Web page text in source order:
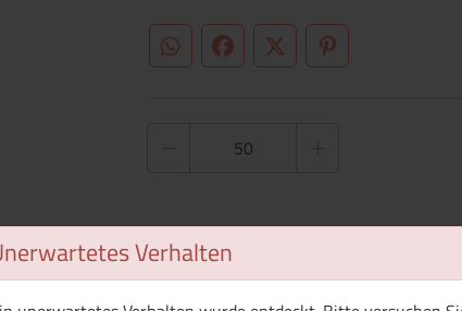
Verhalten
WhatsAppFacebookTwitterPinterest
1 Muster bestellen